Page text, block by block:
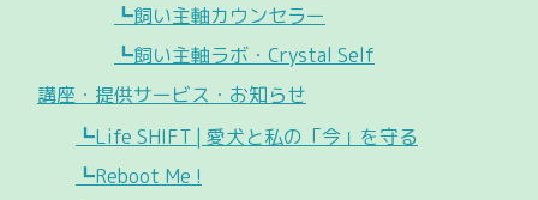
┗飼い主軸カウンセラー
┗飼い主軸ラボ・Crystal Self
講座・提供サービス・お知らせ
┗Life SHIFT | 愛犬と私の「今」を守る
┗Reboot Me !